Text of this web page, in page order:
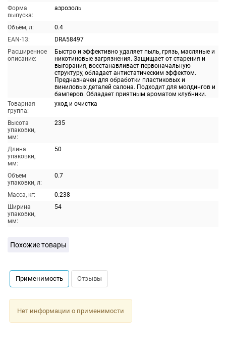
Форма
выпуска:
аэрозоль
Объём, л:
0.4
EAN-13:
DRA58497
Расширенное
описание:
Быстро и эффективно удаляет пыль, грязь, масляные и
никотиновые загрязнения. Защищает от старения и
выгорания, восстанавливает первоначальную
структуру, обладает антистатическим эффектом.
Предназначен для обработки пластиковых и
виниловых деталей салона. Подходит для молдингов и
бамперов. Обладает приятным ароматом клубники.
Товарная
группа:
уход и очистка
Высота
упаковки,
мм:
235
Длина
упаковки,
мм:
50
Объем
упаковки, л:
0.7
Масса, кг:
0.238
Ширина
упаковки,
мм:
54
Похожие товары
Применимость Отзывы
Нет информации о применимости